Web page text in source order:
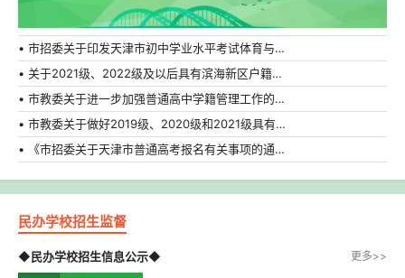
• 市招委关于印发天津市初中学业水平考试体育与健康科目补充方案的通知
• 关于2021级、2022级及以后具有滨海新区户籍在外省市普通高中就读学生转学的相关规定
• 市教委关于进一步加强普通高中学籍管理工作的通知
• 市教委关于做好2019级、2020级和2021级具有天津市户籍在外省市普通高中就读学生转学工作的通知
• 《市招委关于天津市普通高考报名有关事项的通知》的解读
民办学校招生监督
◆民办学校招生信息公示◆ 更多>>